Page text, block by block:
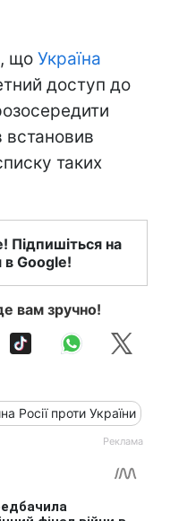
що Україна
доступ до
встановив
таких
Підпишіться на
в Google!
вам зручно!
Росії проти України